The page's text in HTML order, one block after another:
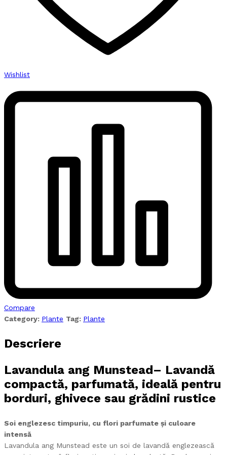
Wishlist
Compare
Category: Plante Tag: Plante
Descriere
Lavandula ang Munstead– Lavandă
compactă, parfumată, ideală pentru
borduri, ghivece sau grădini rustice
Soi englezesc timpuriu, cu flori parfumate și culoare
intensă
Lavandula ang Munstead este un soi de lavandă englezească